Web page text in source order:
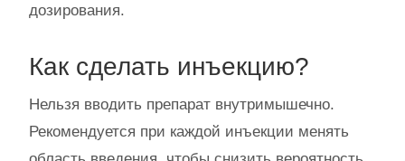
дозирования.
Как сделать инъекцию?
Нельзя вводить препарат внутримышечно.
Рекомендуется при каждой инъекции менять